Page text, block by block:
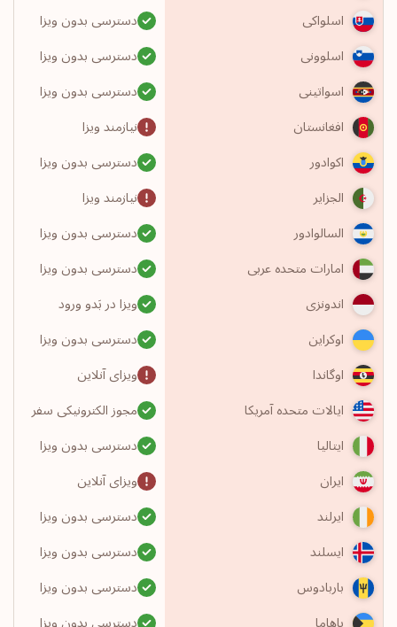
اسلواکی
دسترسی بدون ویزا
اسلوونی
دسترسی بدون ویزا
اسواتینی
دسترسی بدون ویزا
افغانستان
نیازمند ویزا
اکوادور
دسترسی بدون ویزا
الجزایر
نیازمند ویزا
السالوادور
دسترسی بدون ویزا
امارات متحده عربی
دسترسی بدون ویزا
اندونزی
ویزا در بَدو ورود
اوکراین
دسترسی بدون ویزا
اوگاندا
ویزای آنلاین
ایالات متحده آمریکا
مجوز الکترونیکی سفر
ایتالیا
دسترسی بدون ویزا
ایران
ویزای آنلاین
ایرلند
دسترسی بدون ویزا
ایسلند
دسترسی بدون ویزا
باربادوس
دسترسی بدون ویزا